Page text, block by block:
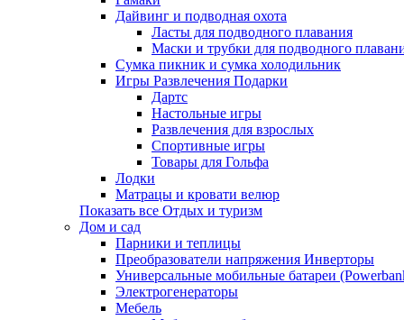
Дайвинг и подводная охота
Ласты для подводного плавания
Маски и трубки для подводного
Сумка пикник и сумка холодильник
Игры Развлечения Подарки
Дартс
Настольные игры
Развлечения для взрослых
Спортивные игры
Товары для Гольфа
Лодки
Матрацы и кровати велюр
Показать все Отдых и туризм
Дом и сад
Парники и теплицы
Преобразователи напряжения Инверторы
Универсальные мобильные батареи
Электрогенераторы
Мебель